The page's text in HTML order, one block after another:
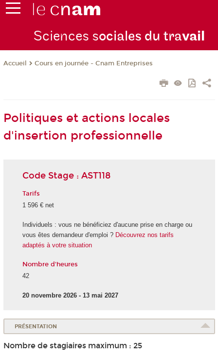
Sciences sociales du travail
Accueil Cours en journée - Cnam Entreprises
Politiques et actions locales
d'insertion professionnelle
Code Stage : AST118
Tarifs
1 596 € net
Individuels : vous ne bénéficiez d'aucune prise en charge ou
vous êtes demandeur d'emploi ? Découvrez nos tarifs
adaptés à votre situation
Nombre d'heures
42
20 novembre 2026 - 13 mai 2027
PRÉSENTATION
Nombre de stagiaires maximum : 25